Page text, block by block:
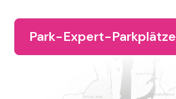
Park-Expert-Parkplätze